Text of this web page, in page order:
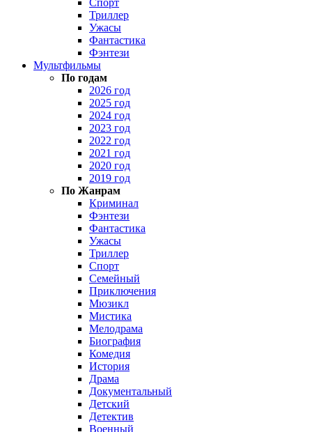
Спорт
Триллер
Ужасы
Фантастика
Фэнтези
Мультфильмы
По годам
2026 год
2025 год
2024 год
2023 год
2022 год
2021 год
2020 год
2019 год
По Жанрам
Криминал
Фэнтези
Фантастика
Ужасы
Триллер
Спорт
Семейный
Приключения
Мюзикл
Мистика
Мелодрама
Биография
Комедия
История
Драма
Документальный
Детский
Детектив
Военный